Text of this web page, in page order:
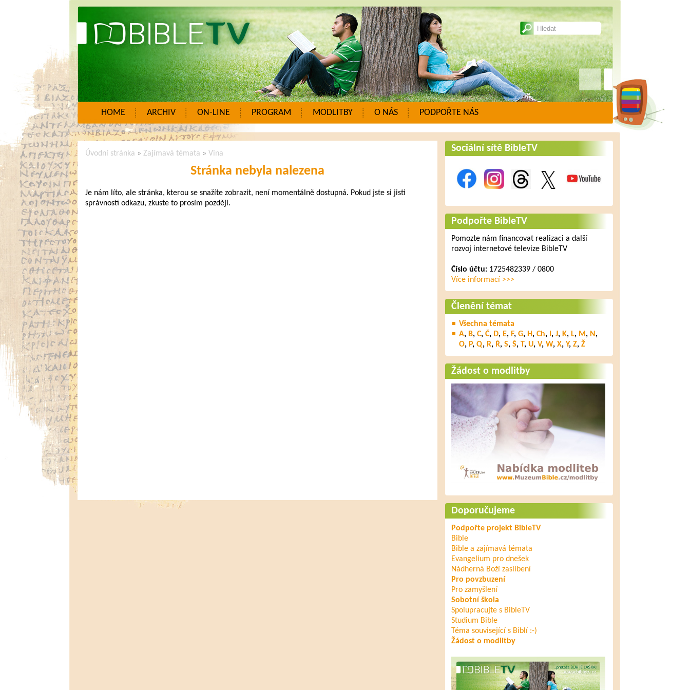
HOME ARCHIV ON-LINE PROGRAM MODLITBY O NÁS PODPOŘTE NÁS
Úvodní stránka » Zajímavá témata » Vina
Stránka nebyla nalezena
Je nám líto, ale stránka, kterou se snažíte zobrazit, není momentálně dostupná. Pokud jste si jisti
správností odkazu, zkuste to prosím později.
Sociální sítě BibleTV
Podpořte BibleTV
Pomozte nám financovat realizaci a další
rozvoj internetové televize BibleTV
Číslo účtu:1725482339 / 0800
Více informací >>>
Členění témat
Všechna témata
A, B, C, Č, D, E, F, G, H, Ch, , J, K, L, M, N ,
O, P, Q, R, Ř, S, Š, T, U, V, W, X, Y, Z, Ž
Žádost o modlitby
Doporučujeme
Podpořte projekt BibleTV
Bible
Bible a zajímavá témata
Evangelium pro dnešek
Nádherná Boží zaslíbení
Pro povzbuzení
Pro zamyšlení
Sobotní škola
Spolupracujte s BibleTV
Studium Bible
Téma související s Biblí :-)
Žádost o modlitby